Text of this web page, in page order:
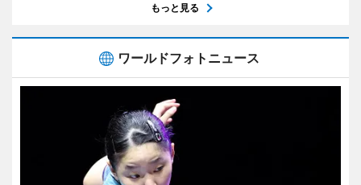
もっと見る
ワールドフォトニュース